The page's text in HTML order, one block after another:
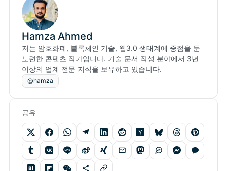
Hamza Ahmed
저는 암호화폐, 블록체인 기술, 웹3.0 생태계에 중점을 둔
노련한 콘텐츠 작가입니다. 기술 문서 작성 분야에서 3년
이상의 업계 전문 지식을 보유하고 있습니다.
@hamza
공유